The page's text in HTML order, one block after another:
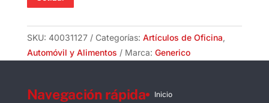
Hojas
SKU: 40031127 Categorías: Artículos de Oficina,
Automóvil y Alimentos
Marca: Generico
Navegación rápida Inicio